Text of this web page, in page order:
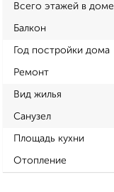
Всего этажей в доме
Балкон
Год постройки дома
Ремонт
Вид жилья
Санузел
Площадь кухни
Отопление